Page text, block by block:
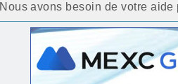
Nous avons besoin de votre